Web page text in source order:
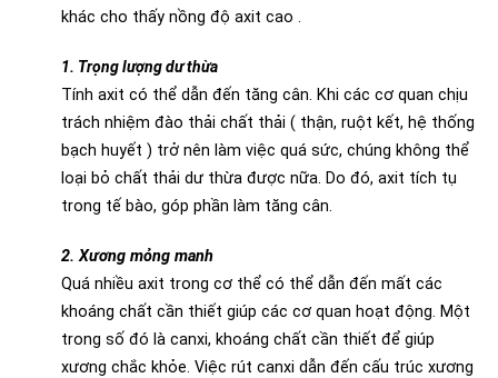
khác cho thấy nồng độ axit cao .
1. Trọng lượng dư thừa
Tính axit có thể dẫn đến tăng cân. Khi các cơ quan chịu
trách nhiệm đào thải chất thải ( thận, ruột kết, hệ thống
bạch huyết ) trở nên làm việc quá sức, chúng không thể
loại bỏ chất thải dư thừa được nữa. Do đó, axit tích tụ
trong tế bào, góp phần làm tăng cân.
2. Xương mỏng manh
Quá nhiều axit trong cơ thể có thể dẫn đến mất các
khoáng chất cần thiết giúp các cơ quan hoạt động. Một
trong số đó là canxi, khoáng chất cần thiết để giúp
xương chắc khỏe. Việc rút canxi dẫn đến cấu trúc xương